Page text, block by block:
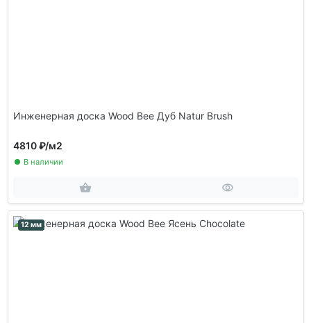
Инженерная доска Wood Bee Дуб Natur Brush
4810 ₽/м2
В наличии
12 мм